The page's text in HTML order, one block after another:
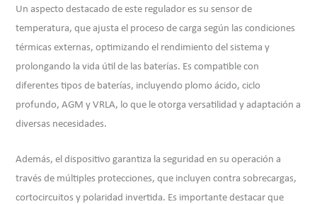
Un aspecto destacado de este regulador es su sensor de
temperatura, que ajusta el proceso de carga según las condiciones
térmicas externas, optimizando el rendimiento del sistema y
prolongando la vida útil de las baterías. Es compatible con
diferentes tipos de baterías, incluyendo plomo ácido, ciclo
profundo, AGM y VRLA, lo que le otorga versatilidad y adaptación a
diversas necesidades.
Además, el dispositivo garantiza la seguridad en su operación a
través de múltiples protecciones, que incluyen contra sobrecargas,
cortocircuitos y polaridad invertida. Es importante destacar que